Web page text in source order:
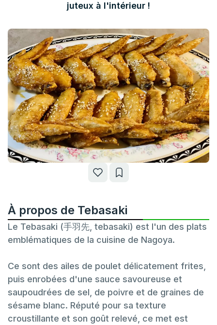
juteux à l'intérieur !
À propos de Tebasaki
Le Tebasaki (手羽先, tebasaki) est l'un des plats
emblématiques de la cuisine de Nagoya.
Ce sont des ailes de poulet délicatement frites,
puis enrobées d'une sauce savoureuse et
saupoudrées de sel, de poivre et de graines de
sésame blanc. Réputé pour sa texture
croustillante et son goût relevé, ce met est